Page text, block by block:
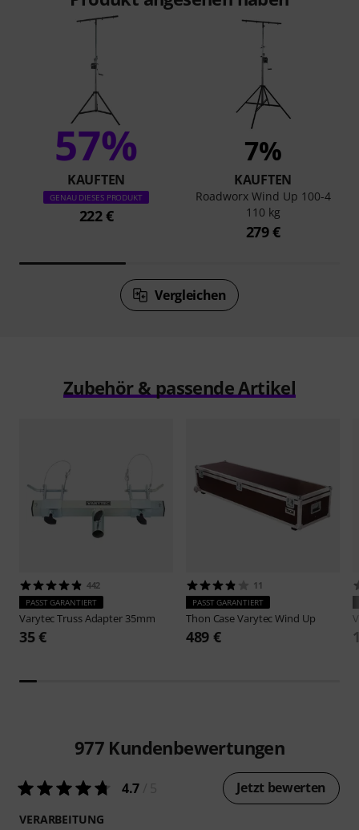
57%
KAUFTEN
GENAU DIESES PRODUKT
222 €
7%
KAUFTEN
Roadworx Wind Up 100-4
110 kg
279 €
Vergleichen
Zubehör & passende Artikel
442
PASST GARANTIERT
VarytecTruss Adapter 35mm
35 €
11
PASST GARANTIERT
Thon Case Varytec Wind Up
489 €
977 Kundenbewertungen
4.7 Jetzt bewerten
VERARBEITUNG